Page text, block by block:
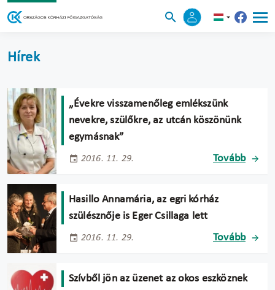
Hírek
„Évekre visszamenőleg emlékszünk
nevekre, szülőkre, az utcán köszönünk
egymásnak”
2016. 11. 29. Tovább
Hasillo Annamária, az egri kórház
szülésznője is Eger Csillaga lett
2016. 11. 29. Tovább
Szívből jön az üzenet az okos eszköznek